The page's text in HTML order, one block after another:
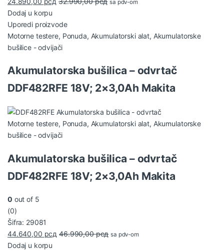
sa pdv-om
Dodaj u korpu
Uporedi proizvode
Motorne testere, Ponuda, Akumulatorski alat, Akumulatorske
bušilice - odvijači
Akumulatorska bušilica – odvrtač
DDF482RFE 18V; 2×3,0Ah Makita
Motorne testere, Ponuda, Akumulatorski alat, Akumulatorske
bušilice - odvijači
Akumulatorska bušilica – odvrtač
DDF482RFE 18V; 2×3,0Ah Makita
0 out of 5
(0)
Šifra: 29081
44.640,00 рсд 46.990,00рсд sa pdv-om
Dodaj u korpu